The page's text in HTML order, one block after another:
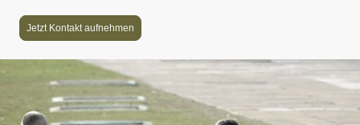
Jetzt Kontakt aufnehmen